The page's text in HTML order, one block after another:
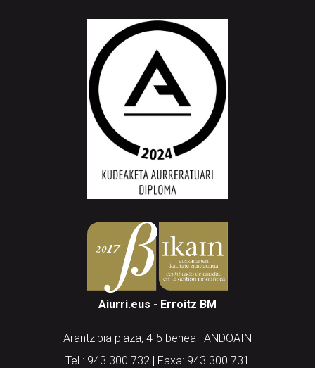
Aiurri.eus - Erroitz BM
Arantzibia plaza, 4-5 behea | ANDOAIN
Tel.: 943 300 732 | Faxa: 943 300 731